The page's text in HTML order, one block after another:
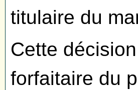
titulaire du
Cette
forfaitaire du